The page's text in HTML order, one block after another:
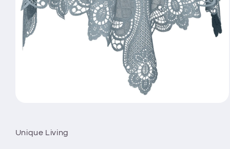
in
modaal
Unique Living